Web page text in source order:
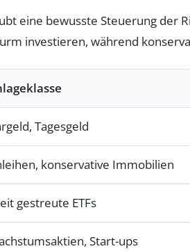
eine bewusste Steuerung der
investieren, während
Tagesgeld
konservative Immobilien
gestreute ETFs
Start-ups